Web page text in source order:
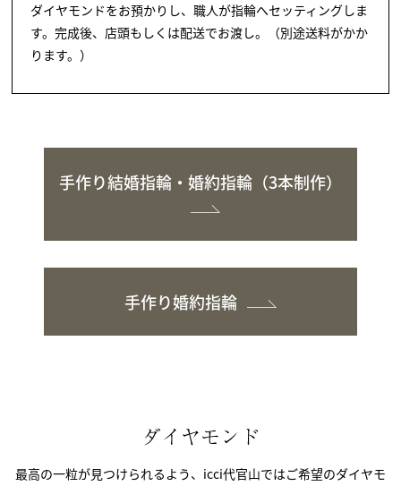
ダイヤモンドをお預かりし、職人が指輪へセッティングしま
す。完成後、店頭もしくは配送でお渡し。（別途送料がかか
ります。）
手作り結婚指輪・婚約指輪（3本制作）
手作り婚約指輪
ダイヤモンド
最高の一粒が見つけられるよう、icci代官山ではご希望のダイヤモ